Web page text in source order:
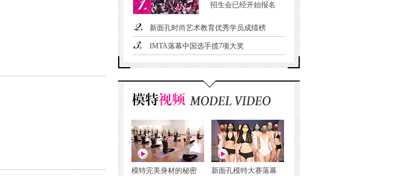
招生会已经开始报名
新面孔时尚艺术教育优秀学员成绩榜
IMTA落幕中国选手揽7项大奖
模特完美身材的秘密 新面孔模特大赛落幕